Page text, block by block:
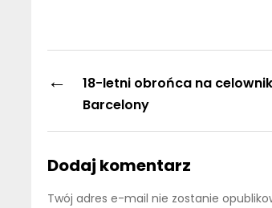
←
18-letni obrońca na
Barcelony
Dodaj komentarz
Twój adres e-mail nie zostanie